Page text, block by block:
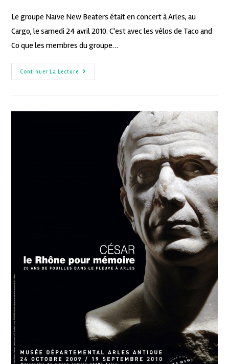
Le groupe Naïve New Beaters était en concert à Arles, au
Cargo, le samedi 24 avril 2010. C'est avec les vélos de Taco and
Co que les membres du groupe…
Continuer La Lecture